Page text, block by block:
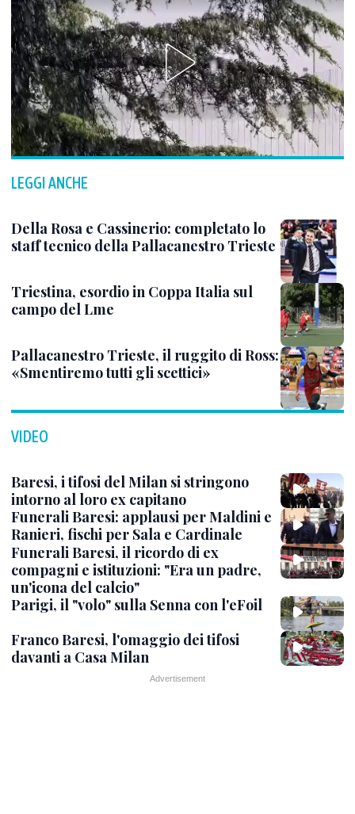
LEGGI ANCHE
Della Rosa e Cassinerio: completato lo
staff tecnico della Pallacanestro Trieste
Triestina, esordio in Coppa Italia sul
campo del Lme
Pallacanestro Trieste, il ruggito di Ross:
«Smentiremo tutti gli scettici»
VIDEO
Baresi, i tifosi del Milan si stringono
intorno al loro ex capitano
Funerali Baresi: applausi per Maldini e
Ranieri, fischi per Sala e Cardinale
Funerali Baresi, il ricordo di ex
compagni e istituzioni: "Era un padre,
un'icona del calcio"
Parigi, il "volo" sulla Senna con l'eFoil
Franco Baresi, l'omaggio dei tifosi
davanti a Casa Milan